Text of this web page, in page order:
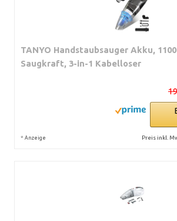
TANYO Handstaubsauger Akku,
Saugkraft, 3-in-1 Kabelloser
* Anzeige Preis inkl.